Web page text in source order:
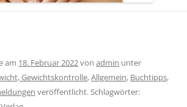
am 18. Februar 2022von admin unter
Gewichtskontrolle,Allgemein, Buchtipps,
veröffentlicht. Schlagwörter: